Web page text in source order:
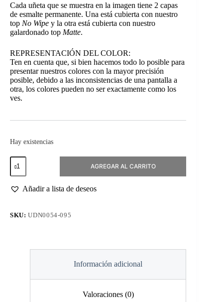
Cada uñeta que se muestra en la imagen tiene 2 capas
de esmalte permanente. Una está cubierta con nuestro
top No Wipe y la otra está cubierta con nuestro
galardonado top Matte.
REPRESENTACIÓN DEL COLOR:
Ten en cuenta que, si bien hacemos todo lo posible para
presentar nuestros colores con la mayor precisión
posible, debido a las inconsistencias de una pantalla a
otra, los colores pueden no ser exactamente como los
ves.
Hay existencias
Esmalte
Permanente
#095
Spruce
cantidad
AGREGAR AL CARRITO
Añadir a lista de deseos
SKU:UDN0054-095
Información adicional
Valoraciones (0)